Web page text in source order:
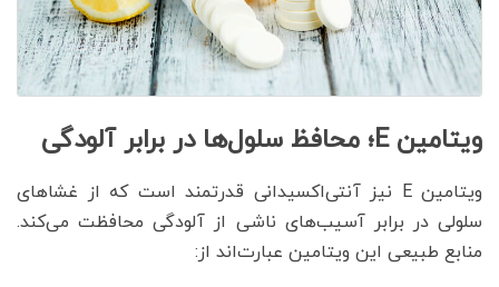
ویتامین E؛ محافظ سلول‌ها در برابر آلودگی
ویتامین E نیز آنتی‌اکسیدانی قدرتمند است که از غشاهای
سلولی در برابر آسیب‌های ناشی از آلودگی محافظت می‌کند.
منابع طبیعی این ویتامین عبارت‌اند از: